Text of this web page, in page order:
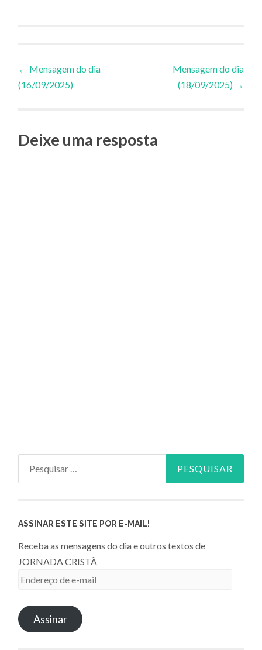
Navegação
de
Posts
← Mensagem do dia
(16/09/2025)
Mensagem do dia
(18/09/2025) →
Deixe uma resposta
ASSINAR ESTE SITE POR E-MAIL!
Receba as mensagens do dia e outros textos de
JORNADA CRISTÃ
Endereço
e-
mailAssinar